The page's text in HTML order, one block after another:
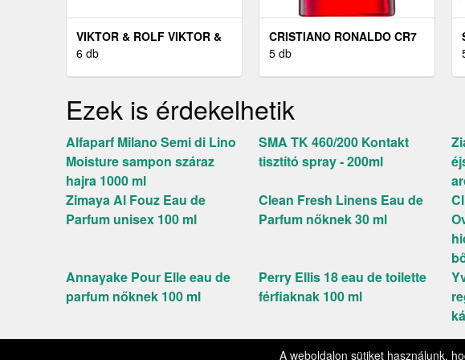
VIKTOR & ROLF VIKTOR &
ROLF FLOWERBOMB - EDP
6 db
CRISTIANO RONALDO CR7
EAU DE TOILETTE
5 db
Ezek is érdekelhetik
Alfaparf Milano Semi di Lino
Moisture sampon száraz
hajra 1000 ml
SMA TK 460/200 Kontakt
tisztító spray - 200ml
Zimaya Al Fouz Eau de
Parfum unisex 100 ml
Clean Fresh Linens Eau de
Parfum nőknek 30 ml
Annayake Pour Elle eau de
parfum nőknek 100 ml
Perry Ellis 18 eau de toilette
férfiaknak 100 ml
Kapcsolat Impresszum
A weboldalon sütiket használunk,